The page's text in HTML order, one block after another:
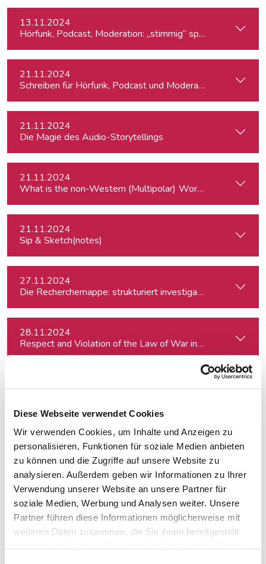
Diese Webseite verwendet Cookies
Wir verwenden Cookies, um Inhalte und Anzeigen zu
personalisieren, Funktionen für soziale Medien anbieten
zu können und die Zugriffe auf unsere Website zu
analysieren. Außerdem geben wir Informationen zu Ihrer
Verwendung unserer Website an unsere Partner für
soziale Medien, Werbung und Analysen weiter. Unsere
Partner führen diese Informationen möglicherweise mit
weiteren Daten zusammen, die Sie ihnen bereitgestellt
13.11.2024
Hörfunk, Podcast, Moderation: „stimmig“ sprechen
21.11.2024
Schreiben für Hörfunk, Podcast und Moderation
21.11.2024
Die Magie des Audio-Storytellings
21.11.2024
What is
21.11.2024
Sip & Sketch(notes)
27.11.2024
Die Recherchemappe: strukturiert investigativ arbeiten,
28.11.2024
Respect and Violation of the Law of War in Ukraine and
05.12.2024
Professionelle Schnitt- und Mischtechnik für Podcasts
10.12.2024
Bewegtbild und Video mit KI - Linz
16.01.2025
Russian Journalists, Politicians and Activists in Europe: